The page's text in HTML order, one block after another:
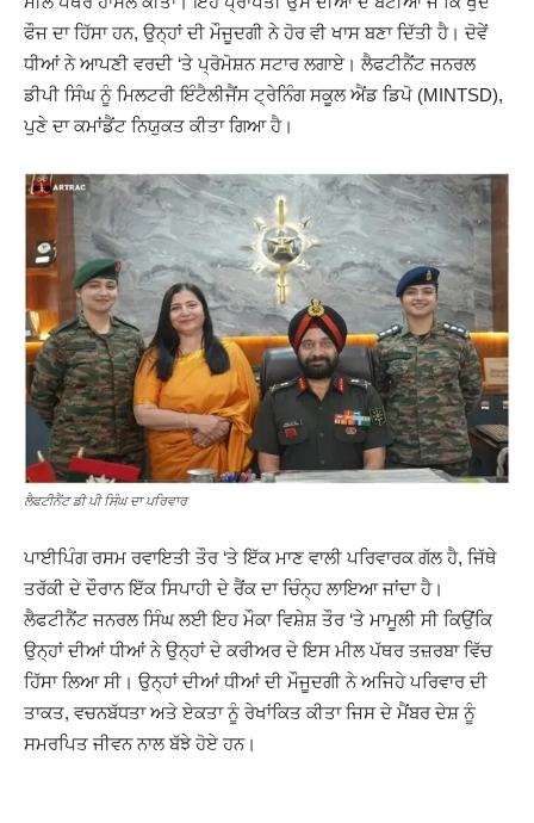
ਫੌਜ ਦਾ ਹਿੱਸਾ ਹਨ, ਉਨ੍ਹਾਂ ਦੀ ਮੌਜੂਦਗੀ ਨੇ ਹੋਰ ਵੀ ਖਾਸ ਬਣਾ ਦਿੱਤੀ ਹੈ। ਦੋਵੇਂ
ਧੀਆਂ ਨੇ ਆਪਣੀ ਵਰਦੀ ‘ਤੇ ਪ੍ਰੋਮੋਸ਼ਨ ਸਟਾਰ ਲਗਾਏ। ਲੈਫਟੀਨੈਂਟ ਜਨਰਲ
ਡੀਪੀ ਸਿੰਘ ਨੂੰ ਮਿਲਟਰੀ ਇੰਟੈਲੀਜੈਂਸ ਟ੍ਰੇਨਿੰਗ ਸਕੂਲ ਐਂਡ ਡਿਪੋ (MINTSD),
ਪੁਣੇ ਦਾ ਕਮਾਂਡੈਂਟ ਨਿਯੁਕਤ ਕੀਤਾ ਗਿਆ ਹੈ।
ਲੈਫਟੀਨੈਂਟ ਡੀ ਪੀ ਸਿੰਘ ਦਾ ਪਰਿਵਾਰ
ਪਾਈਪਿੰਗ ਰਸਮ ਰਵਾਇਤੀ ਤੌਰ ‘ਤੇ ਇੱਕ ਮਾਣ ਵਾਲੀ ਪਰਿਵਾਰਕ ਗੱਲ ਹੈ, ਜਿੱਥੇ
ਤਰੱਕੀ ਦੇ ਦੌਰਾਨ ਇੱਕ ਸਿਪਾਹੀ ਦੇ ਰੈਂਕ ਦਾ ਚਿੰਨ੍ਹ ਲਾਇਆ ਜਾਂਦਾ ਹੈ।
ਲੈਫਟੀਨੈਂਟ ਜਨਰਲ ਸਿੰਘ ਲਈ ਇਹ ਮੌਕਾ ਵਿਸ਼ੇਸ਼ ਤੌਰ ‘ਤੇ ਮਾਮੂਲੀ ਸੀ ਕਿਉਂਕਿ
ਉਨ੍ਹਾਂ ਦੀਆਂ ਧੀਆਂ ਨੇ ਉਨ੍ਹਾਂ ਦੇ ਕਰੀਅਰ ਦੇ ਇਸ ਮੀਲ ਪੱਥਰ ਤਜ਼ਰਬਾ ਵਿੱਚ
ਹਿੱਸਾ ਲਿਆ ਸੀ। ਉਨ੍ਹਾਂ ਦੀਆਂ ਧੀਆਂ ਦੀ ਮੌਜੂਦਗੀ ਨੇ ਅਜਿਹੇ ਪਰਿਵਾਰ ਦੀ
ਤਾਕਤ, ਵਚਨਬੱਧਤਾ ਅਤੇ ਏਕਤਾ ਨੂੰ ਰੇਖਾਂਕਿਤ ਕੀਤਾ ਜਿਸ ਦੇ ਮੈਂਬਰ ਦੇਸ਼ ਨੂੰ
ਸਮਰਪਿਤ ਜੀਵਨ ਨਾਲ ਬੱਝੇ ਹੋਏ ਹਨ।